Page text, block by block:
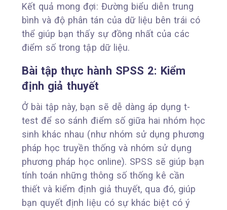
Kết quả mong đợi: Đường biểu diễn trung
bình và độ phân tán của dữ liệu bên trái có
thể giúp bạn thấy sự đồng nhất của các
điểm số trong tập dữ liệu.
Bài tập thực hành SPSS 2: Kiểm
định giả thuyết
Ở bài tập này, bạn sẽ dễ dàng áp dụng t-
test để so sánh điểm số giữa hai nhóm học
sinh khác nhau (như nhóm sử dụng phương
pháp học truyền thống và nhóm sử dụng
phương pháp học online). SPSS sẽ giúp bạn
tính toán những thông số thống kê cần
thiết và kiểm định giả thuyết, qua đó, giúp
bạn quyết định liệu có sự khác biệt có ý